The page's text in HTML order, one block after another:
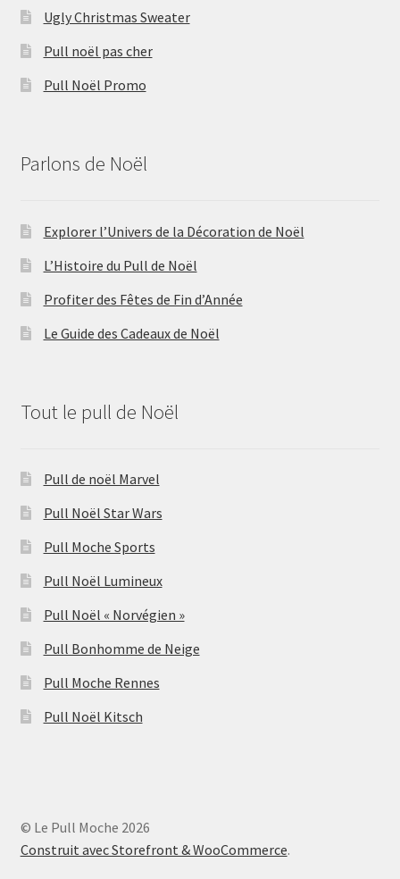
Ugly Christmas Sweater
Pull noël pas cher
Pull Noël Promo
Parlons de Noël
Explorer l’Univers de la Décoration de Noël
L’Histoire du Pull de Noël
Profiter des Fêtes de Fin d’Année
Le Guide des Cadeaux de Noël
Tout le pull de Noël
Pull de noël Marvel
Pull Noël Star Wars
Pull Moche Sports
Pull Noël Lumineux
Pull Noël « Norvégien »
Pull Bonhomme de Neige
Pull Moche Rennes
Pull Noël Kitsch
© Le Pull Moche 2026
Construit avec Storefront & WooCommerce.